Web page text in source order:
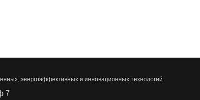
7
энергоэффективных и инновационных технологий.